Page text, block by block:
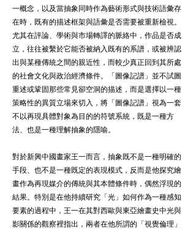
一概念，以及當抽象同時作為藝術形式與技術語彙存
在時，既有的描述框架與語彙是否需要被重新檢視。
尤其在評論、學術與市場轉譯的脈絡中，作品是否成
立，往往被繫於它能否被納入既有的系譜，或被辨認
出與某種傳統之間的親近性，而較少真正回到其所處
的社會文化與政治經濟條件。「圖像記譜」並不試圖
重述或鞏固那些常見卻空洞的描述，而是選擇以一種
策略性的異質立場來切入，將「圖像記譜」視為一套
不以再現具體對象為目的的符號系統，既是一種方
法、也是一種理解抽象的隱喻。
對於新興中國畫家王一而言，抽象既不是一種明確的
手段、也不是一種既定的表現模式，反而是他探究繪
畫作為再現媒介的傳統與其本體條件時，偶然浮現的
結果。特別是在他持續研究「光」如何作為一種感知
要素的過程中，王一在其對西歐與東亞繪畫史中光與
影關係的觀察裡指出，兩者在他所謂的「視覺倫理」